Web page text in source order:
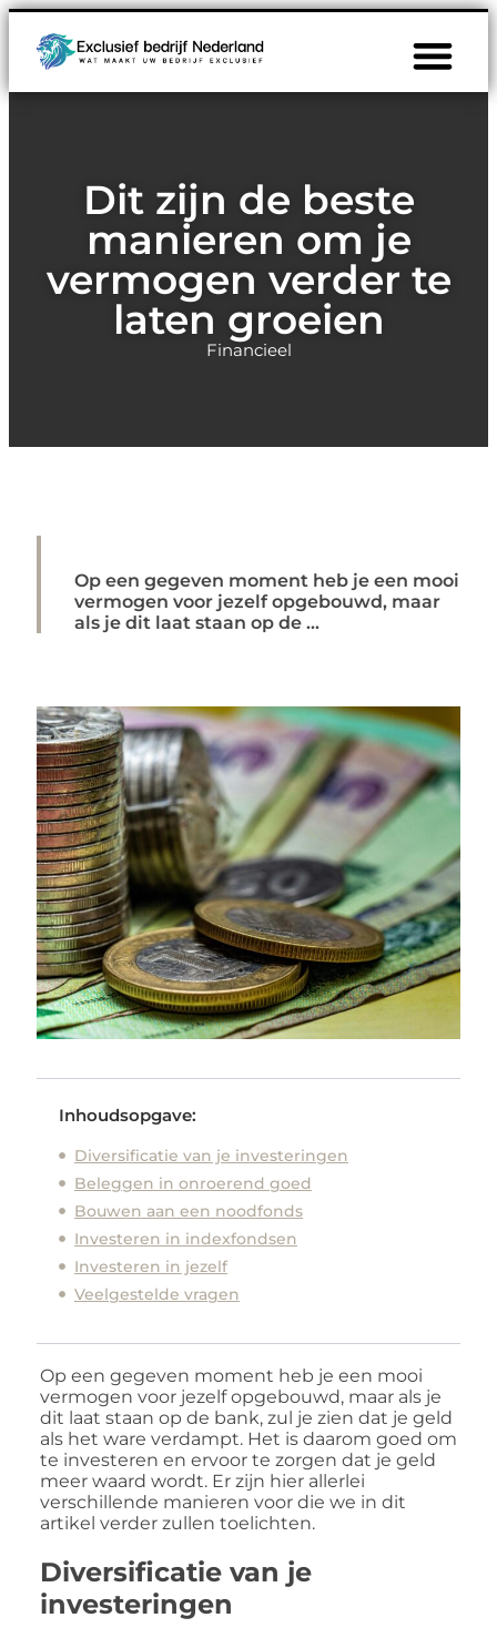
Dit zijn de beste
manieren om je
vermogen verder te
laten groeien
Financieel
Op een gegeven moment heb je een mooi
vermogen voor jezelf opgebouwd, maar
als je dit laat staan op de ...
Inhoudsopgave:
Diversificatie van je investeringen
Beleggen in onroerend goed
Bouwen aan een noodfonds
Investeren in indexfondsen
Investeren in jezelf
Veelgestelde vragen
Op een gegeven moment heb je een mooi
vermogen voor jezelf opgebouwd, maar als je
dit laat staan op de bank, zul je zien dat je geld
als het ware verdampt. Het is daarom goed om
te investeren en ervoor te zorgen dat je geld
meer waard wordt. Er zijn hier allerlei
verschillende manieren voor die we in dit
artikel verder zullen toelichten.
Diversificatie van je
investeringen